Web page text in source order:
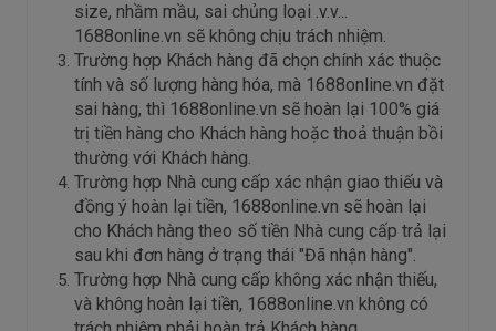
size, nhầm mầu, sai chủng loại .v.v...
1688online.vn sẽ không chịu trách nhiệm.
Trường hợp Khách hàng đã chọn chính xác thuộc
tính và số lượng hàng hóa, mà 1688online.vn đặt
sai hàng, thì 1688online.vn sẽ hoàn lại 100% giá
trị tiền hàng cho Khách hàng hoặc thoả thuận bồi
thường với Khách hàng.
Trường hợp Nhà cung cấp xác nhận giao thiếu và
đồng ý hoàn lại tiền, 1688online.vn sẽ hoàn lại
cho Khách hàng theo số tiền Nhà cung cấp trả lại
sau khi đơn hàng ở trạng thái "Đã nhận hàng".
Trường hợp Nhà cung cấp không xác nhận thiếu,
và không hoàn lại tiền, 1688online.vn không có